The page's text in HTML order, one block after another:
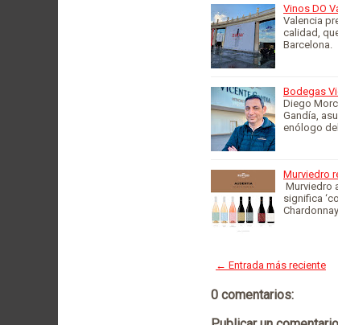
Vinos DO
Valencia
calidad,
Barcelona.
Bodegas
Diego
Gandía,
enólogo del
Murviedro
Murviedro
significa
Chardonnay
← Entrada más reciente
0 comentarios: